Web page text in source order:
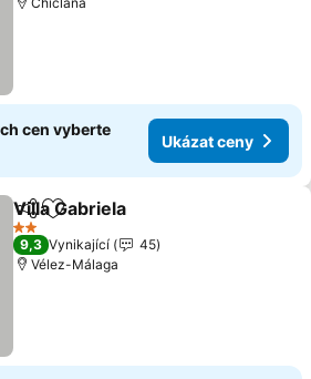
cen vyberte
Ukázat ceny
SdíletPřidat na seznam oblíbených
Villa Gabriela
2 Počet hvězdiček
9,3 Vynikající
45
Vélez-Málaga